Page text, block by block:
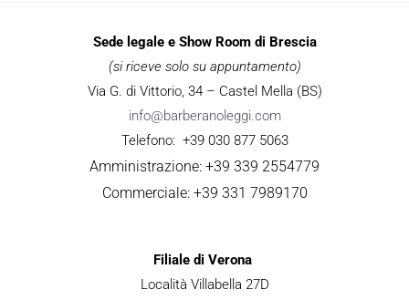
Sede legale e Show Room di Brescia
(si riceve solo su appuntamento)
Via G. di Vittorio, 34 – Castel Mella (BS)
info@barberanoleggi.com
Telefono: +39 030 877 5063
Amministrazione: +39 339 2554779
Commerciale: +39 331 7989170
Filiale di Verona
Località Villabella 27D